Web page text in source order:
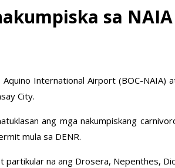
sa NAIA
International Airport (BOC-
City.
ang mga nakumpiskang
mula sa DENR.
na ang Drosera, Nepenthes,